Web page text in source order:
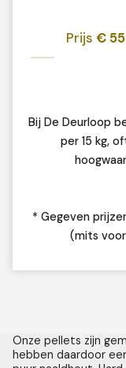
Prijs €
Bij De Deurloop
per 15 kg,
* Gegeven
(mits
Onze pellets zijn
hebben daardoor